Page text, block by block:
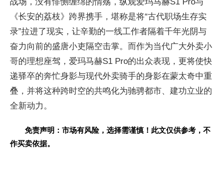
《长安的荔枝》跨界携手，堪称是将“古代职场生存实
录”拉进了现实，让辛勤的一线工作者隔着千年光阴与
奋力向前的盛唐小吏隔空击掌。而作为当代广大外卖小
哥的理想座驾，爱玛马赫S1 Pro的出众表现，更将使快
递驿卒的奔忙身影与现代外卖骑手的身影在蒙太奇中重
叠，并将这种跨时空的共鸣化为驰骋都市、建功立业的
全新动力。
免责声明：市场有风险，选择需谨慎！此文仅供参考，不
作买卖依据。